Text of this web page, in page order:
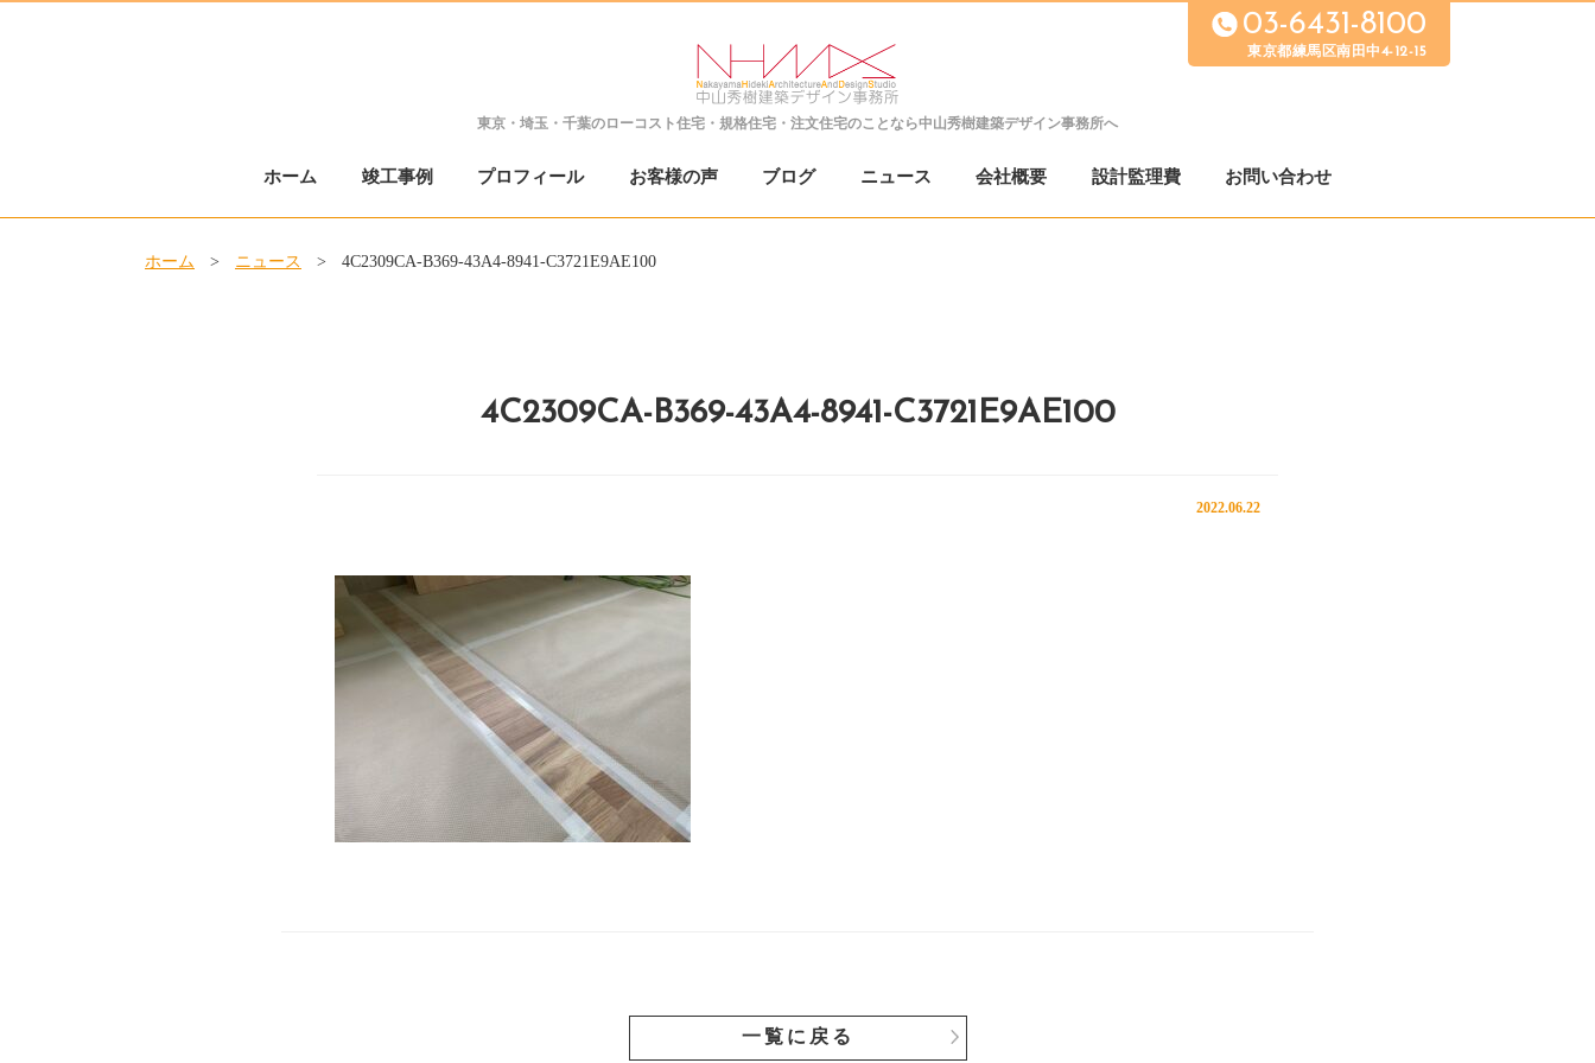
東京・埼玉・千葉の ローコスト住宅・規格住宅・注文住宅のことなら中山秀樹建築デザイン事務所へ
03-6431-8100
東京都練馬区南田中4-12-15
ホーム 竣工事例 プロフィール お客様の声 ブログ ニュース 会社概要 設計監理費 お問い合わせ
ホーム > ニュース > 4C2309CA-B369-43A4-8941-C3721E9AE100
4C2309CA-B369-43A4-8941-C3721E9AE100
2022.06.22
一覧に戻る